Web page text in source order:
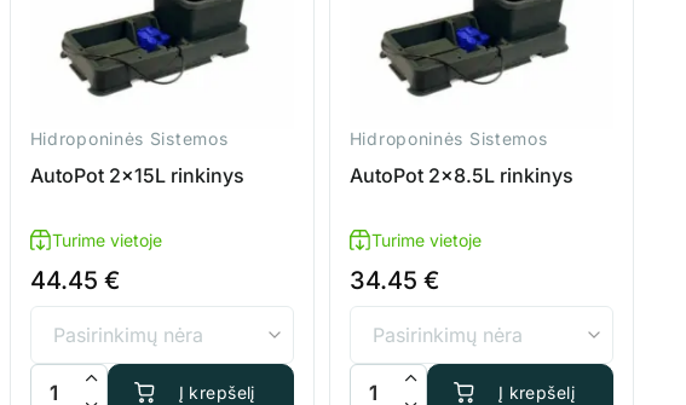
Hidroponinės Sistemos
AutoPot 2x15L rinkinys
Turime vietoje
44.45 €
produkto kiekis: AutoPot 2x15L rinkinys
Į krepšelį
Hidroponinės Sistemos
AutoPot 2×8.5L rinkinys
Turime vietoje
34.45 €
produkto kiekis: AutoPot 2x8.5L rinkinys
Į krepšelį